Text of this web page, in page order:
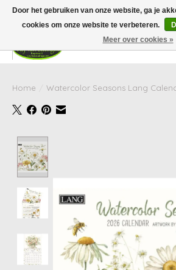
Wij zijn gesloten van 24 december tot en met 25
dat de levertijd van uw bestelling in deze periode
gebruikelijk.
Home Watercolor Seasons Lang
Door het gebruiken van onze website, ga je
cookies om onze website te verbeteren.
Meer over cookies »